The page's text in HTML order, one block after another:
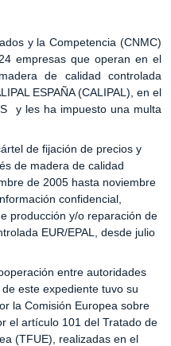
y la Competencia (CNMC)
empresas que operan en el
de calidad controlada
ESPAÑA (CALIPAL), en el
y les ha impuesto una multa
de fijación de precios y
de madera de calidad
de 2005 hasta noviembre
confidencial,
producción y/o reparación de
EUR/EPAL, desde julio
entre autoridades
este expediente tuvo su
la Comisión Europea sobre
el artículo 101 del Tratado de
(TFUE), realizadas en el